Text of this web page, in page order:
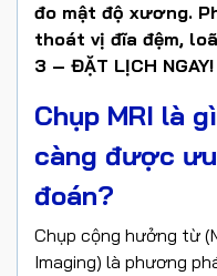
đo mật độ xương.
thoát vị đĩa đệm,
3 – ĐẶT LỊCH NGAY!
Chụp MRI là
càng được
đoán?
Chụp cộng hưởng từ
Imaging) là phương